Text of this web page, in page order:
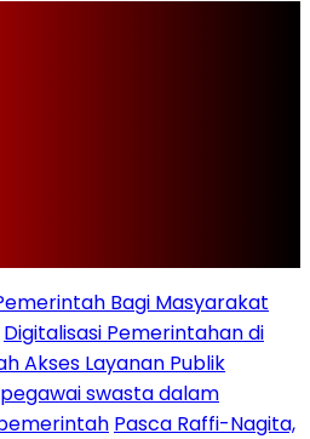
Bagi Masyarakat
Digitalisasi Pemerintahan di
Akses Layanan Publik
swasta dalam
Pasca Raffi-Nagita,